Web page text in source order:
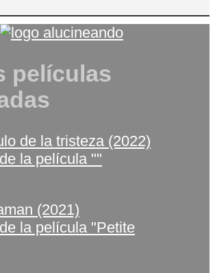
películas
de la tristeza (2022)
(2021)